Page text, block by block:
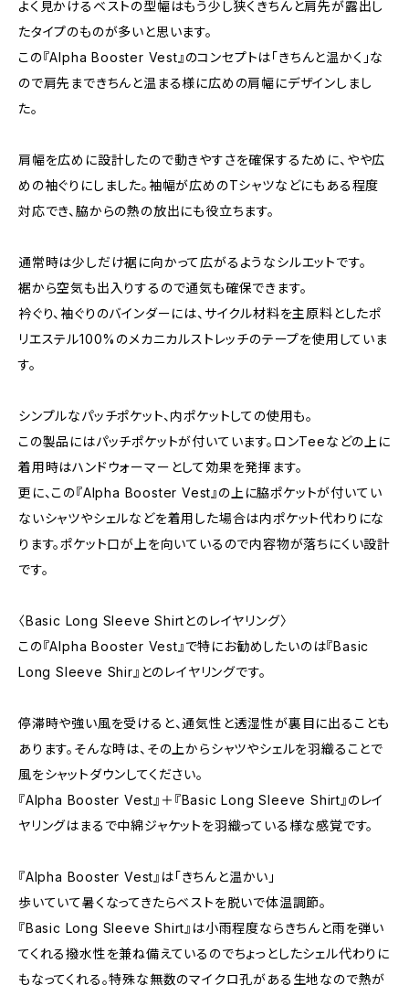
よく見かけるベストの型幅はもう少し狭くきちんと肩先が露出し
たタイプのものが多いと思います。
この『Alpha Booster Vest』のコンセプトは「きちんと温かく」な
ので肩先まできちんと温まる様に広めの肩幅にデザインしまし
た。
肩幅を広めに設計したので動きやすさを確保するために、やや広
めの袖ぐりにしました。袖幅が広めのTシャツなどにもある程度
対応でき、脇からの熱の放出にも役立ちます。
通常時は少しだけ裾に向かって広がるようなシルエットです。
裾から空気も出入りするので通気も確保できます。
衿ぐり、袖ぐりのバインダーには、サイクル材料を主原料としたポ
リエステル100%のメカニカルストレッチのテープを使用していま
す。
シンプルなパッチポケット、内ポケットしての使用も。
この製品にはパッチポケットが付いています。ロンTeeなどの上に
着用時はハンドウォーマーとして効果を発揮ます。
更に、この『Alpha Booster Vest』の上に脇ポケットが付いてい
ないシャツやシェルなどを着用した場合は内ポケット代わりにな
ります。ポケット口が上を向いているので内容物が落ちにくい設計
です。
〈Basic Long Sleeve Shirtとのレイヤリング〉
この『Alpha Booster Vest』で特にお勧めしたいのは『Basic
Long Sleeve Shir』とのレイヤリングです。
停滞時や強い風を受けると、通気性と透湿性が裏目に出ることも
あります。そんな時は、その上からシャツやシェルを羽織ることで
風をシャットダウンしてください。
『Alpha Booster Vest』＋『Basic Long Sleeve Shirt』のレイ
ヤリングはまるで中綿ジャケットを羽織っている様な感覚です。
『Alpha Booster Vest』は「きちんと温かい」
歩いていて暑くなってきたらベストを脱いで体温調節。
『Basic Long Sleeve Shirt』は小雨程度ならきちんと雨を弾い
てくれる撥水性を兼ね備えているのでちょっとしたシェル代わりに
もなってくれる。特殊な無数のマイクロ孔がある生地なので熱が